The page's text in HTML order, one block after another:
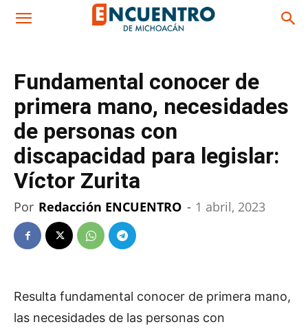
Fundamental conocer de
primera mano, necesidades
de personas con
discapacidad para legislar:
Víctor Zurita
Por Redacción ENCUENTRO - 1 abril, 2023
Resulta fundamental conocer de primera mano,
las necesidades de las personas con